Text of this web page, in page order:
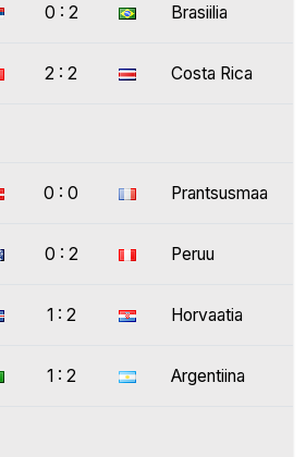
0 : 2 Brasiilia
2 : 2 Costa Rica
0 : 0 Prantsusmaa
0 : 2 Peruu
1 : 2 Horvaatia
1 : 2 Argentiina